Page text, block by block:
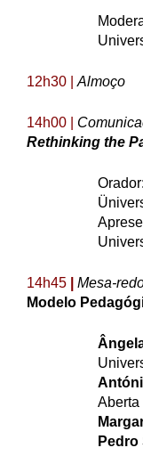
12h30 Almoço
14h00 |
Rethinking the
Orador:
14h45 Mesa-
Modelo
Aberta